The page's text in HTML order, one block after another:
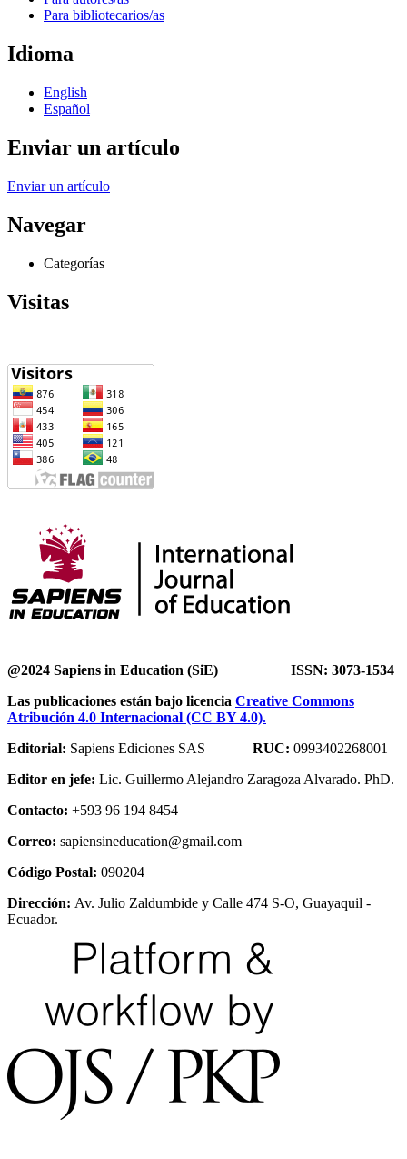
Para bibliotecarios/as
Idioma
English
Español
Enviar un artículo
Enviar un artículo
Navegar
Categorías
Visitas
@2024 Sapiens in Education (SiE) ISSN: 3073-1534
Las publicaciones están bajo licencia Creative Commons
Atribución 4.0 Internacional (CC BY 4.0).
Editorial: Sapiens Ediciones SAS RUC: 0993402268001
Editor en jefe: Lic. Guillermo Alejandro Zaragoza Alvarado. PhD.
Contacto: +593 96 194 8454
Correo: sapiensineducation@gmail.com
Código Postal: 090204
Dirección: Av. Julio Zaldumbide y Calle 474 S-O, Guayaquil -
Ecuador.